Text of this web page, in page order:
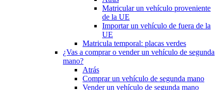
Matricular un vehículo proveniente
de la UE
Importar un vehículo de fuera de la
UE
Matricula temporal: placas verdes
¿Vas a comprar o vender un vehículo de segunda
mano?
Atrás
Comprar un vehículo de segunda mano
Vender un vehículo de segunda mano